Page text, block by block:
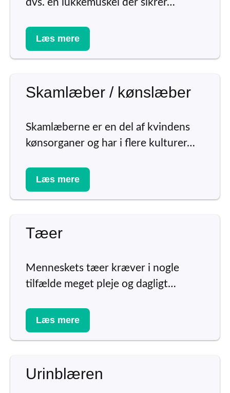
dvs. en lukkemuskel der sikrer…
Læs mere
Skamlæber / kønslæber
Skamlæberne er en del af kvindens
kønsorganer og har i flere kulturer…
Læs mere
Tæer
Menneskets tæer kræver i nogle
tilfælde meget pleje og dagligt…
Læs mere
Urinblæren